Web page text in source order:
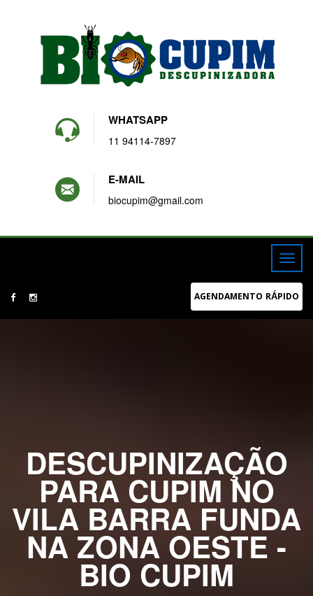
WHATSAPP
11 94114-7897
E-MAIL
biocupim@gmail.com
AGENDAMENTO RÁPIDO
DESCUPINIZAÇÃO
PARA CUPIM NO
VILA BARRA FUNDA
NA ZONA OESTE -
BIO CUPIM